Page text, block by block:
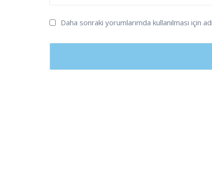
Daha sonraki yorumlarımda kullanılması için